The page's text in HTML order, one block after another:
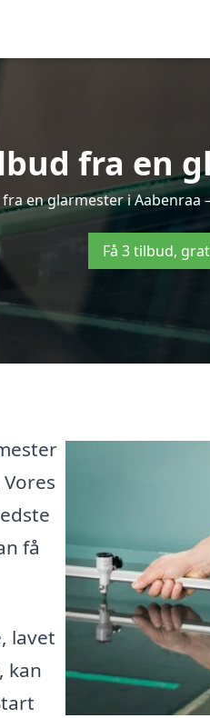
fra en
en glarmester i
Få 3 tilbud,
få
lavet
kan